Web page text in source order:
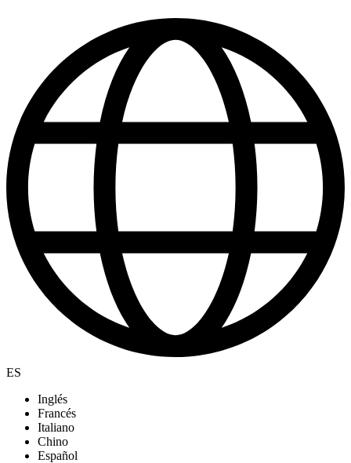
ES
Inglés
Francés
Italiano
Chino
Español